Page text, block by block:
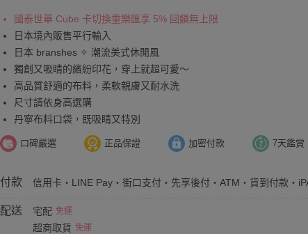
國泰世華 Cube 卡切換童樂匯享 5% 回饋無上限
日本境內販售平行輸入
日本 branshes ✧ 潮流美式休閒風
獨創又吸睛的繽紛印花，穿上就超可愛～
高品質舒適的布料，柔軟親膚又耐水洗
尺寸請依身高選購
丹寧布料口袋，既吸睛又特別
口碑嚴選 正品保證 加密付款 7天鑑賞
付款 信用卡・LINE Pay・街口支付・先享後付・ATM・貨到付款・
配送 宅配 免運
超商取貨 免運